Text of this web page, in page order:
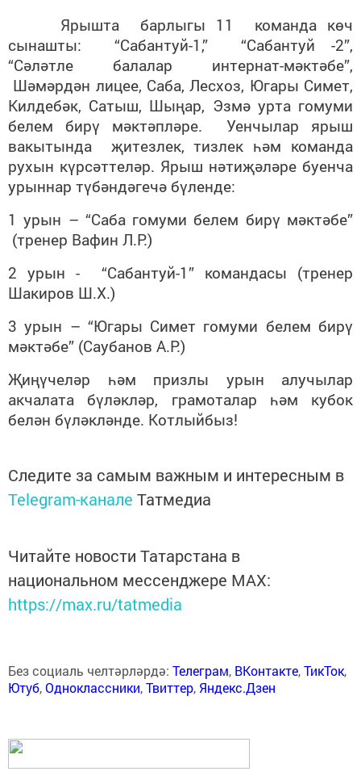
Ярышта барлыгы 11 команда көч
сынашты: “Сабантуй-1,” “Сабантуй -2”,
“Сәләтле балалар интернат-мәктәбе”,
Шәмәрдән лицее, Саба, Лесхоз, Югары Симет,
Килдебәк, Сатыш, Шыңар, Эзмә урта гомуми
белем бирү мәктәпләре. Уенчылар ярыш
вакытында җитезлек, тизлек һәм команда
рухын күрсәттеләр. Ярыш нәтиҗәләре буенча
урыннар түбәндәгечә бүленде:
1 урын – “Саба гомуми белем бирү мәктәбе”
(тренер Вафин Л.Р.)
2 урын - “Сабантуй-1” командасы (тренер
Шакиров Ш.Х.)
3 урын – “Югары Симет гомуми белем бирү
мәктәбе” (Саубанов А.Р.)
Җиңүчеләр һәм призлы урын алучылар
акчалата бүләкләр, грамоталар һәм кубок
белән бүләкләнде. Котлыйбыз!
Следите за самым важным и интересным в
Telegram-канале Татмедиа
Читайте новости Татарстана в
национальном мессенджере MАХ:
https://max.ru/tatmedia
Без социаль челтәрләрдә: Телеграм, ВКонтакте,ТикТок,
Ютуб,Одноклассники,Твиттер, Яндекс.Дзен